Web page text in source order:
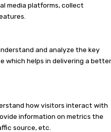
media platforms, collect
and analyze the key
which helps in delivering a better
how visitors interact with
information on metrics the
source, etc.